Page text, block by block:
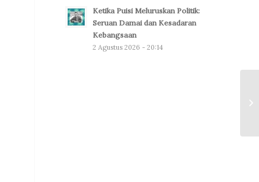
Ketika Puisi Meluruskan Politik:
Seruan Damai dan Kesadaran
Kebangsaan
2 Agustus 2026 - 20:14